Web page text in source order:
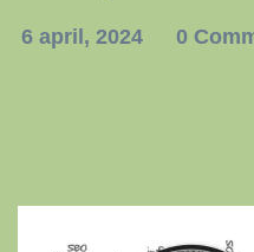
6 april, 2024 0